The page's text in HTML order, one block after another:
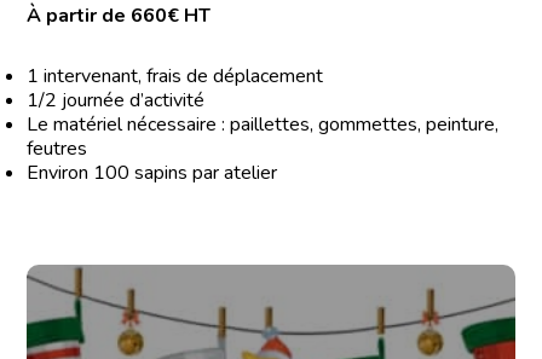
À partir de 660€ HT
1 intervenant, frais de déplacement
1/2 journée d’activité
Le matériel nécessaire : paillettes, gommettes, peinture,
feutres
Environ 100 sapins par atelier